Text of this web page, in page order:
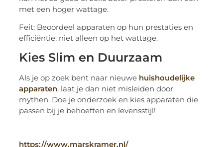
met een hoger wattage.
Feit: Beoordeel apparaten op hun prestaties en
efficiëntie, niet alleen op het wattage.
Kies Slim en Duurzaam
Als je op zoek bent naar nieuwe huishoudelijke
apparaten, laat je dan niet misleiden door
mythen. Doe je onderzoek en kies apparaten die
passen bij je behoeften en levensstijl!
https://www.marskramer.nl/